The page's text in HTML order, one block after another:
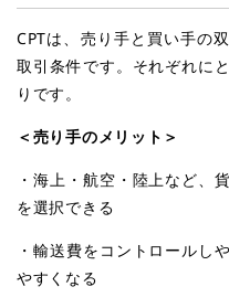
CPTは、売り手と買い手の
取引条件です。それぞれに
りです。
＜売り手のメリット＞
・海上・航空・陸上など、
を選択できる
・輸送費をコントロールし
やすくなる